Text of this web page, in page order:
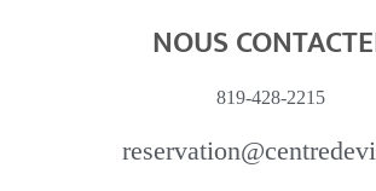
NOUS
819-428-2215